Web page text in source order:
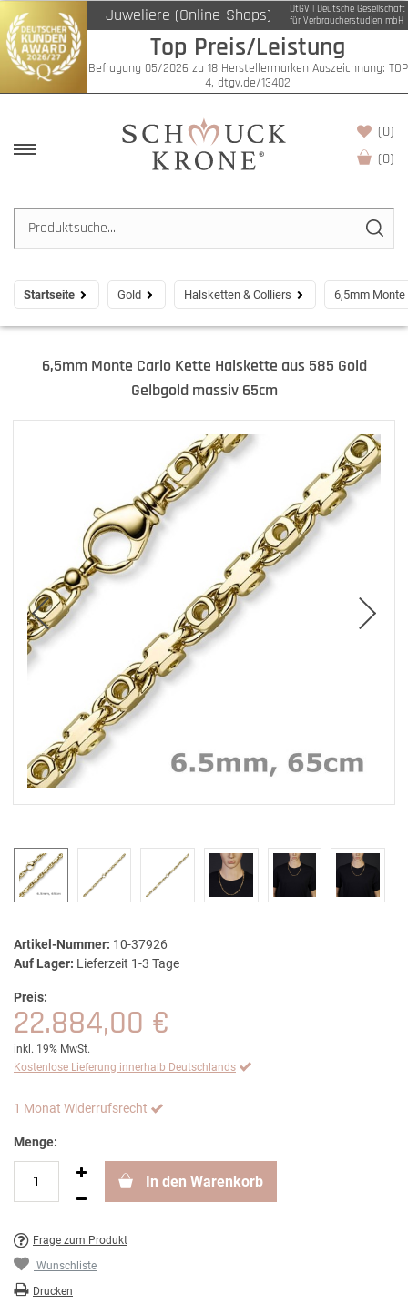
Juweliere (Online-Shops)
DtGV | Deutsche Gesellschaft
für Verbraucherstudien mbH
Top Preis/Leistung
Befragung 05/2026 zu 18 Herstellermarken Auszeichnung: TOP
4, dtgv.de/13402
(0)
(0)
Startseite Gold Halsketten & Colliers 6,5mm
6,5mm Monte Carlo Kette Halskette aus 585 Gold
Gelbgold massiv 65cm
Artikel-Nummer: 10-37926
Auf Lager: Lieferzeit 1-3 Tage
Preis:
22.884,00 €
inkl. 19% MwSt.
Kostenlose Lieferung innerhalb Deutschlands
1 Monat Widerrufsrecht
Menge:
In den Warenkorb
Frage zum Produkt
Wunschliste
Drucken